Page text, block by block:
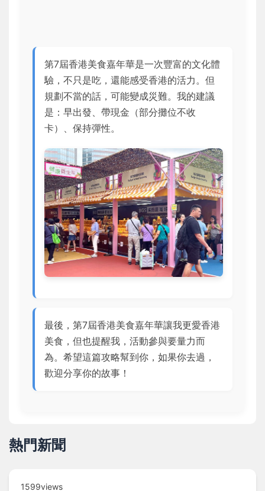
第7屆香港美食嘉年華是一次豐富的文化體
驗，不只是吃，還能感受香港的活力。但
規劃不當的話，可能變成災難。我的建議
是：早出發、帶現金（部分攤位不收
卡）、保持彈性。
最後，第7屆香港美食嘉年華讓我更愛香港
美食，但也提醒我，活動參與要量力而
為。希望這篇攻略幫到你，如果你去過，
歡迎分享你的故事！
熱門新聞
1599views